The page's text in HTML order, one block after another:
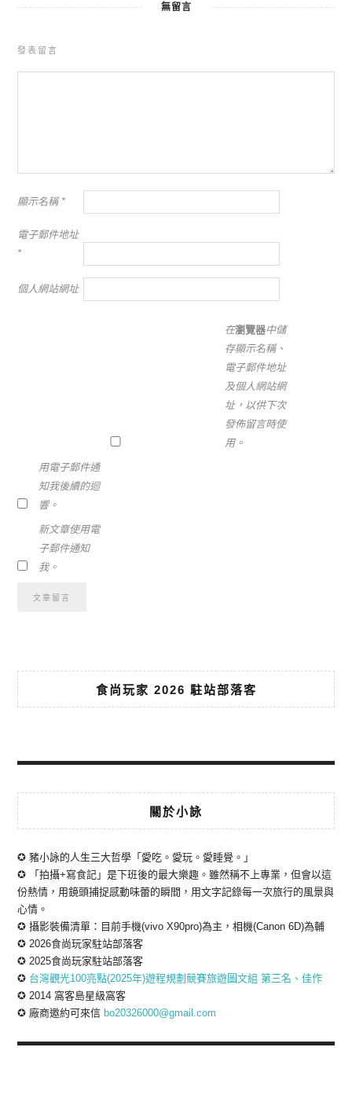
無留言
發表留言
顯示名稱 *
電子郵件地址
*
個人網站網址
在瀏覽器中儲
存顯示名稱、
電子郵件地址
及個人網站網
址，以供下次
發佈留言時使
用。
用電子郵件通
知我後續的迴
響。
新文章使用電
子郵件通知
我。
食尚玩家 2026 駐站部落客
關於小詠
✪ 豬小詠的人生三大哲學「愛吃。愛玩。愛睡覺。」
✪ 「拍攝+寫食記」是下班後的最大樂趣。雖然稱不上專業，但會以這
份熱情，用鏡頭捕捉感動味蕾的瞬間，用文字記錄每一次旅行的風景與
心情。
✪ 攝影裝備清單：目前手機(vivo X90pro)為主，相機(Canon 6D)為輔
✪ 2026食尚玩家駐站部落客
✪ 2025食尚玩家駐站部落客
✪ 台灣觀光100亮點(2025年)遊程規劃競賽旅遊圖文組 第三名、佳作
✪ 2014 窩客島星級窩客
✪ 廠商邀約可來信 bo20326000@gmail.com